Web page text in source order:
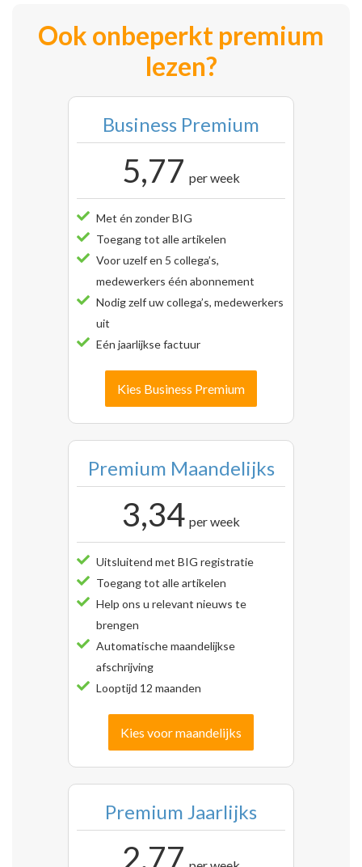
Ook onbeperkt premium
lezen?
Business Premium
5,77 per week
Met én zonder BIG
Toegang tot alle artikelen
Voor uzelf en 5 collega’s,
medewerkers één abonnement
Nodig zelf uw collega’s, medewerkers
uit
Eén jaarlijkse factuur
Kies Business Premium
Premium Maandelijks
3,34 per week
Uitsluitend met BIG registratie
Toegang tot alle artikelen
Help ons u relevant nieuws te
brengen
Automatische maandelijkse
afschrijving
Looptijd 12 maanden
Kies voor maandelijks
Premium Jaarlijks
2,77